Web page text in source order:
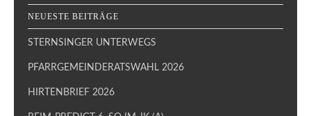
NEUESTE BEITRÄGE
STERNSINGER UNTERWEGS
PFARRGEMEINDERATSWAHL 2026
HIRTENBRIEF 2026